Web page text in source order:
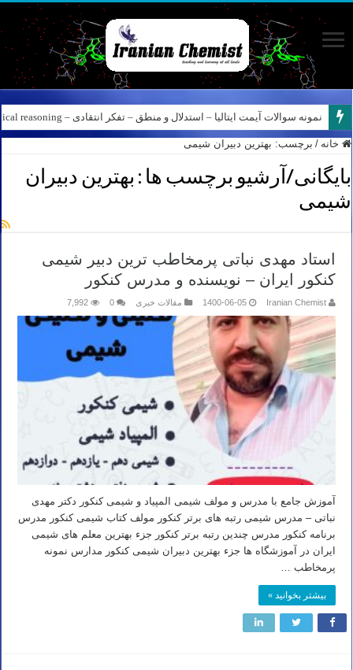
نمونه سوالات آیمت ایتالیا – استدلال و منطق – تفکر انتقادی – Logical reasoning – پارت ۸
خانه / برچسب: بهترین دبیران شیمی
بایگانی/آرشیو برچسب ها : بهترین دبیران
شیمی
استاد مهدی نباتی پرمخاطب ترین دبیر شیمی
کنکور ایران – نویسنده و مدرس کنکور
Iranian Chemist
1400-06-05 مقالات خبری 0
7,992
آموزش جامع با مدرس و مولف شیمی المپیاد و شیمی کنکور دکتر مهدی
نباتی – مدرس شیمی رتبه های برتر کنکور مولف کتاب شیمی کنکور مدرس
برنامه کنکور مدرس چندین رتبه برتر کنکور جزء بهترین معلم های شیمی
ایران در آموزشگاه ها جزء بهترین دبیران شیمی کنکور مدارس نمونه
پرمخاطب …
بیشتر بخوانید »